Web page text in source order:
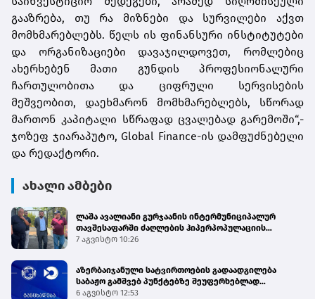
გააზრება, თუ რა მიზნები და სურვილები აქვთ
მომხმარებლებს. წელს ის ფინანსური ინსტიტუტები
და ორგანიზაციები დავაჯილდოვეთ, რომლებიც
ახერხებენ მათი გუნდის პროფესიონალური
ჩართულობითა და ციფრული სერვისების
მეშვეობით, დაეხმარონ მომხმარებლებს, სწორად
მართონ კაპიტალი სწრაფად ცვალებად გარემოში“,-
ჯოზეფ ჯიარაპუტო, Global Finance-ის დამფუძნებელი
და რედაქტორი.
ახალი ამბები
ლაშა ავალიანი გურჯაანის ინტერმუნიციპალურ
თავშესაფარში ძაღლების ჰიპერპოპულაციის
მართვის პროგრამის მიმდინარეობას გაეცნო
7 აგვისტო 10:26
აზერბაიჯანული სატვირთოების გადაადგილება
საბაჟო გამშვებ პუნქტებზე შეუფერხებლად
მიმდინარეობს - შემოსავლების სამსახური
6 აგვისტო 12:53